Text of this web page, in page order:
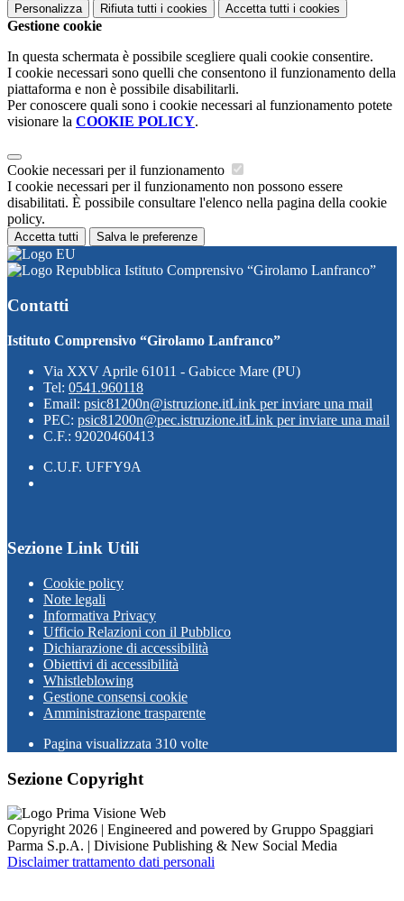
Personalizza Rifiuta tutti i cookies Accetta tutti i cookies
Gestione cookie
In questa schermata è possibile scegliere quali cookie consentire.
I cookie necessari sono quelli che consentono il funzionamento della
piattaforma e non è possibile disabilitarli.
Per conoscere quali sono i cookie necessari al funzionamento potete
visionare la COOKIE POLICY.
Cookie necessari per il funzionamento
I cookie necessari per il funzionamento non possono essere
disabilitati. È possibile consultare l'elenco nella pagina della cookie
policy.
Accetta tutti Salva le preferenze
Istituto Comprensivo “Girolamo Lanfranco”
Contatti
Istituto Comprensivo “Girolamo Lanfranco”
Via XXV Aprile 61011 - Gabicce Mare (PU)
Tel: 0541.960118
Email: psic81200n@istruzione.itLink per inviare una mail
PEC: psic81200n@pec.istruzione.itLink per inviare una mail
C.F.: 92020460413
C.U.F. UFFY9A
Sezione Link Utili
Cookie policy
Note legali
Informativa Privacy
Ufficio Relazioni con il Pubblico
Dichiarazione di accessibilità
Obiettivi di accessibilità
Whistleblowing
Gestione consensi cookie
Amministrazione trasparente
Pagina visualizzata 310 volte
Sezione Copyright
Copyright 2026 | Engineered and powered by Gruppo Spaggiari
Parma S.p.A. | Divisione Publishing & New Social Media
Disclaimer trattamento dati personali